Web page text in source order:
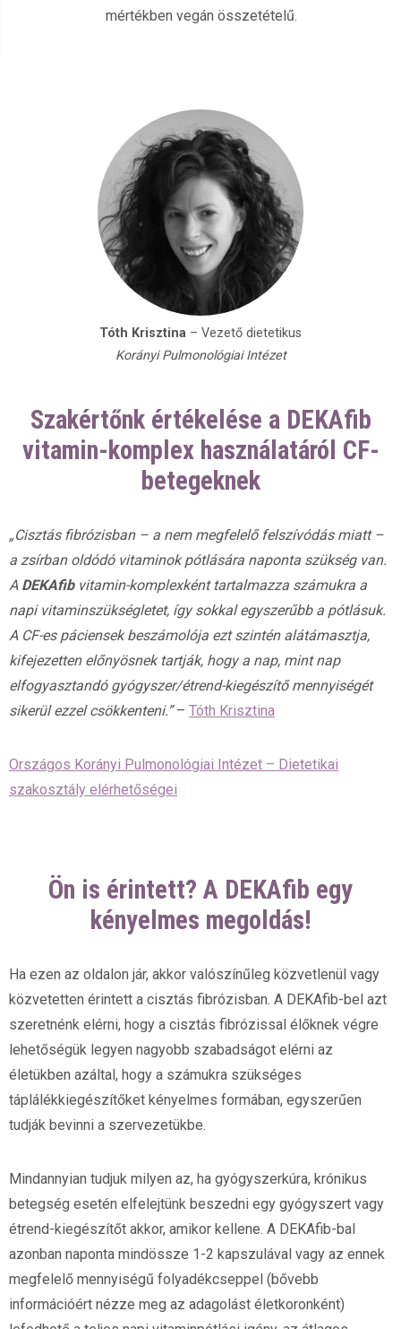
mértékben vegán összetételű.
Tóth Krisztina – Vezető dietetikus
Korányi Pulmonológiai Intézet
Szakértőnk értékelése a DEKAfib
vitamin-komplex használatáról CF-
betegeknek
„Cisztás fibrózisban – a nem megfelelő felszívódás miatt –
a zsírban oldódó vitaminok pótlására naponta szükség van.
A DEKAfibvitamin-komplexként tartalmazza számukra a
napi vitaminszükségletet, így sokkal egyszerűbb a pótlásuk.
A CF-es páciensek beszámolója ezt szintén alátámasztja,
kifejezetten előnyösnek tartják, hogy a nap, mint nap
elfogyasztandó gyógyszer/étrend-kiegészítő mennyiségét
sikerül ezzel csökkenteni.”– Tóth Krisztina
Országos Korányi Pulmonológiai Intézet – Dietetikai
szakosztály elérhetőségei
Ön is érintett? A DEKAfib egy
kényelmes megoldás!
Ha ezen az oldalon jár, akkor valószínűleg közvetlenül vagy
közvetetten érintett a cisztás fibrózisban. A DEKAfib-bel azt
szeretnénk elérni, hogy a cisztás fibrózissal élőknek végre
lehetőségük legyen nagyobb szabadságot elérni az
életükben azáltal, hogy a számukra szükséges
táplálékkiegészítőket kényelmes formában, egyszerűen
tudják bevinni a szervezetükbe.
Mindannyian tudjuk milyen az, ha gyógyszerkúra, krónikus
betegség esetén elfelejtünk beszedni egy gyógyszert vagy
étrend-kiegészítőt akkor, amikor kellene. A DEKAfib-bal
azonban naponta mindössze 1-2 kapszulával vagy az ennek
megfelelő mennyiségű folyadékcseppel (bővebb
információért nézze meg az adagolást életkoronként)